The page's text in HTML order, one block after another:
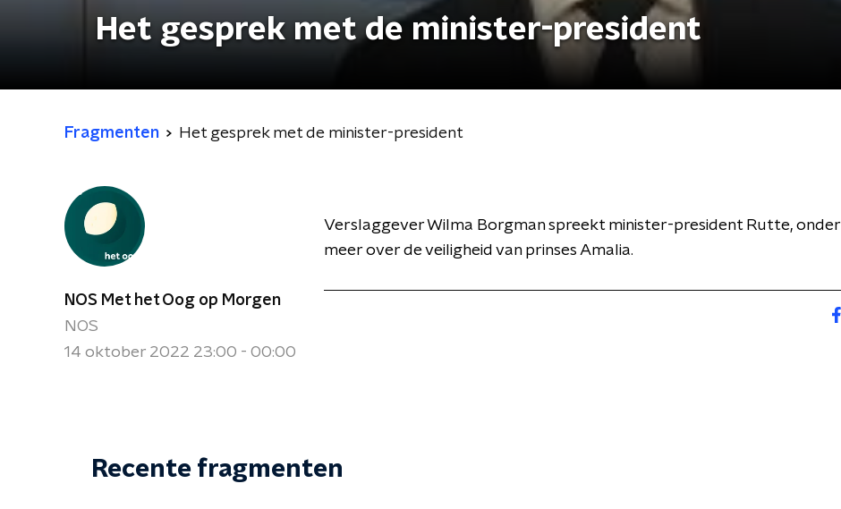
Het gesprek met de minister-president
Fragmenten Het gesprek met de minister-president
NOS Met het Oog op Morgen
NOS
14 oktober 2022 23:00 - 00:00
Verslaggever Wilma Borgman spreekt minister-president Rutte, onder
meer over de veiligheid van prinses Amalia.
Recente fragmenten